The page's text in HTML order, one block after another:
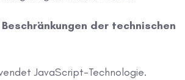
der technischen
JavaScript-Technologie.